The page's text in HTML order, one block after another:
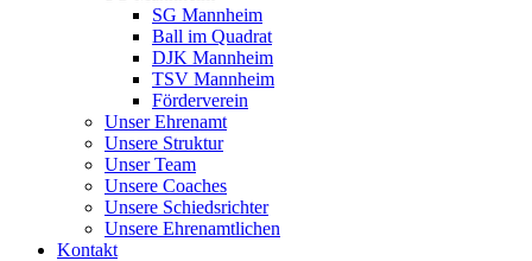
SG Mannheim
Ball im Quadrat
DJK Mannheim
TSV Mannheim
Förderverein
Unser Ehrenamt
Unsere Struktur
Unser Team
Unsere Coaches
Unsere Schiedsrichter
Unsere Ehrenamtlichen
Kontakt